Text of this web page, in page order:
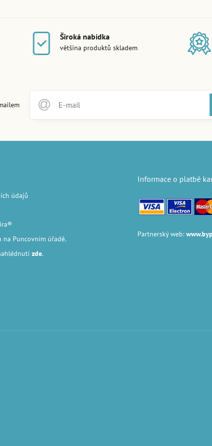
Široká nabídka
většina produktů skladem
údajů
na Puncovním úřadě.
zde.
Informace o platbě
Partnerský web: